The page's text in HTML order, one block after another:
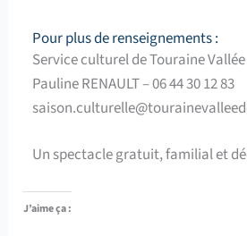
Pour plus de renseignements :
Service culturel de Touraine Vallée
Pauline RENAULT – 06 44 30 12 83
Un spectacle gratuit, familial et
J’aime ça :